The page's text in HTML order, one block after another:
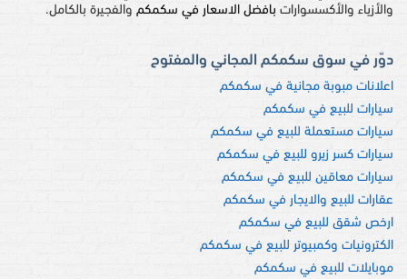
والأزياء والأكسسوارات بافضل الاسعار في سكمكم والفجيرة بالكامل.
دوّر في سوق سكمكم المجاني والمفتوح
اعلانات مبوبة مجانية في سكمكم
سيارات للبيع في سكمكم
سيارات مستعملة للبيع في سكمكم
سيارات كسر زيرو للبيع في سكمكم
سيارات معاقين للبيع في سكمكم
عقارات للبيع والايجار في سكمكم
ارخص شقق للبيع في سكمكم
الكترونيات وكمبيوتر للبيع في سكمكم
موبايلات للبيع في سكمكم